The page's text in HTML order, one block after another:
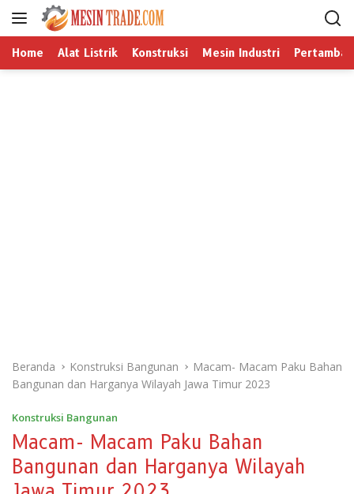
Home Alat Listrik Konstruksi Mesin Industri
Beranda Konstruksi Bangunan
Macam- Macam Paku Bahan
Bangunan dan Harganya Wilayah Jawa Timur 2023
Konstruksi Bangunan
Macam- Macam Paku Bahan
Bangunan dan Harganya Wilayah